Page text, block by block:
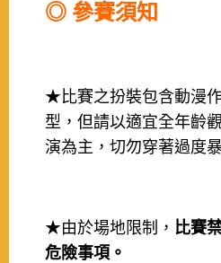
◎ 參賽須知
★比賽之扮裝包含動漫
型，但請以適宜全年齡
演為主，切勿穿著過度
★由於場地限制， 比賽
危險事項。